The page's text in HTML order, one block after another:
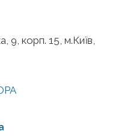
9, корп. 15, м.Київ,